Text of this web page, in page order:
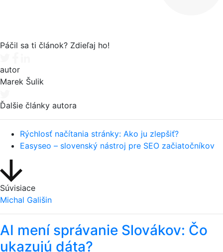
Páčil sa ti článok? Zdieľaj ho!
autor
Marek Šulik
Ďalšie články autora
Rýchlosť načítania stránky: Ako ju zlepšiť?
Easyseo – slovenský nástroj pre SEO začiatočníkov
Súvisiace
Michal Gališin
AI mení správanie Slovákov: Čo
ukazujú dáta?